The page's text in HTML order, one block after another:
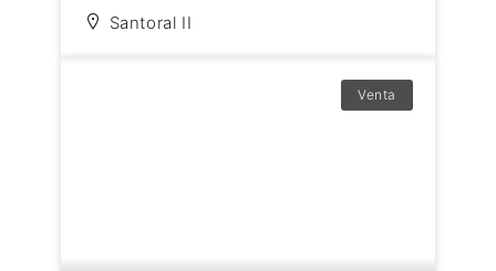
Santoral II
Venta